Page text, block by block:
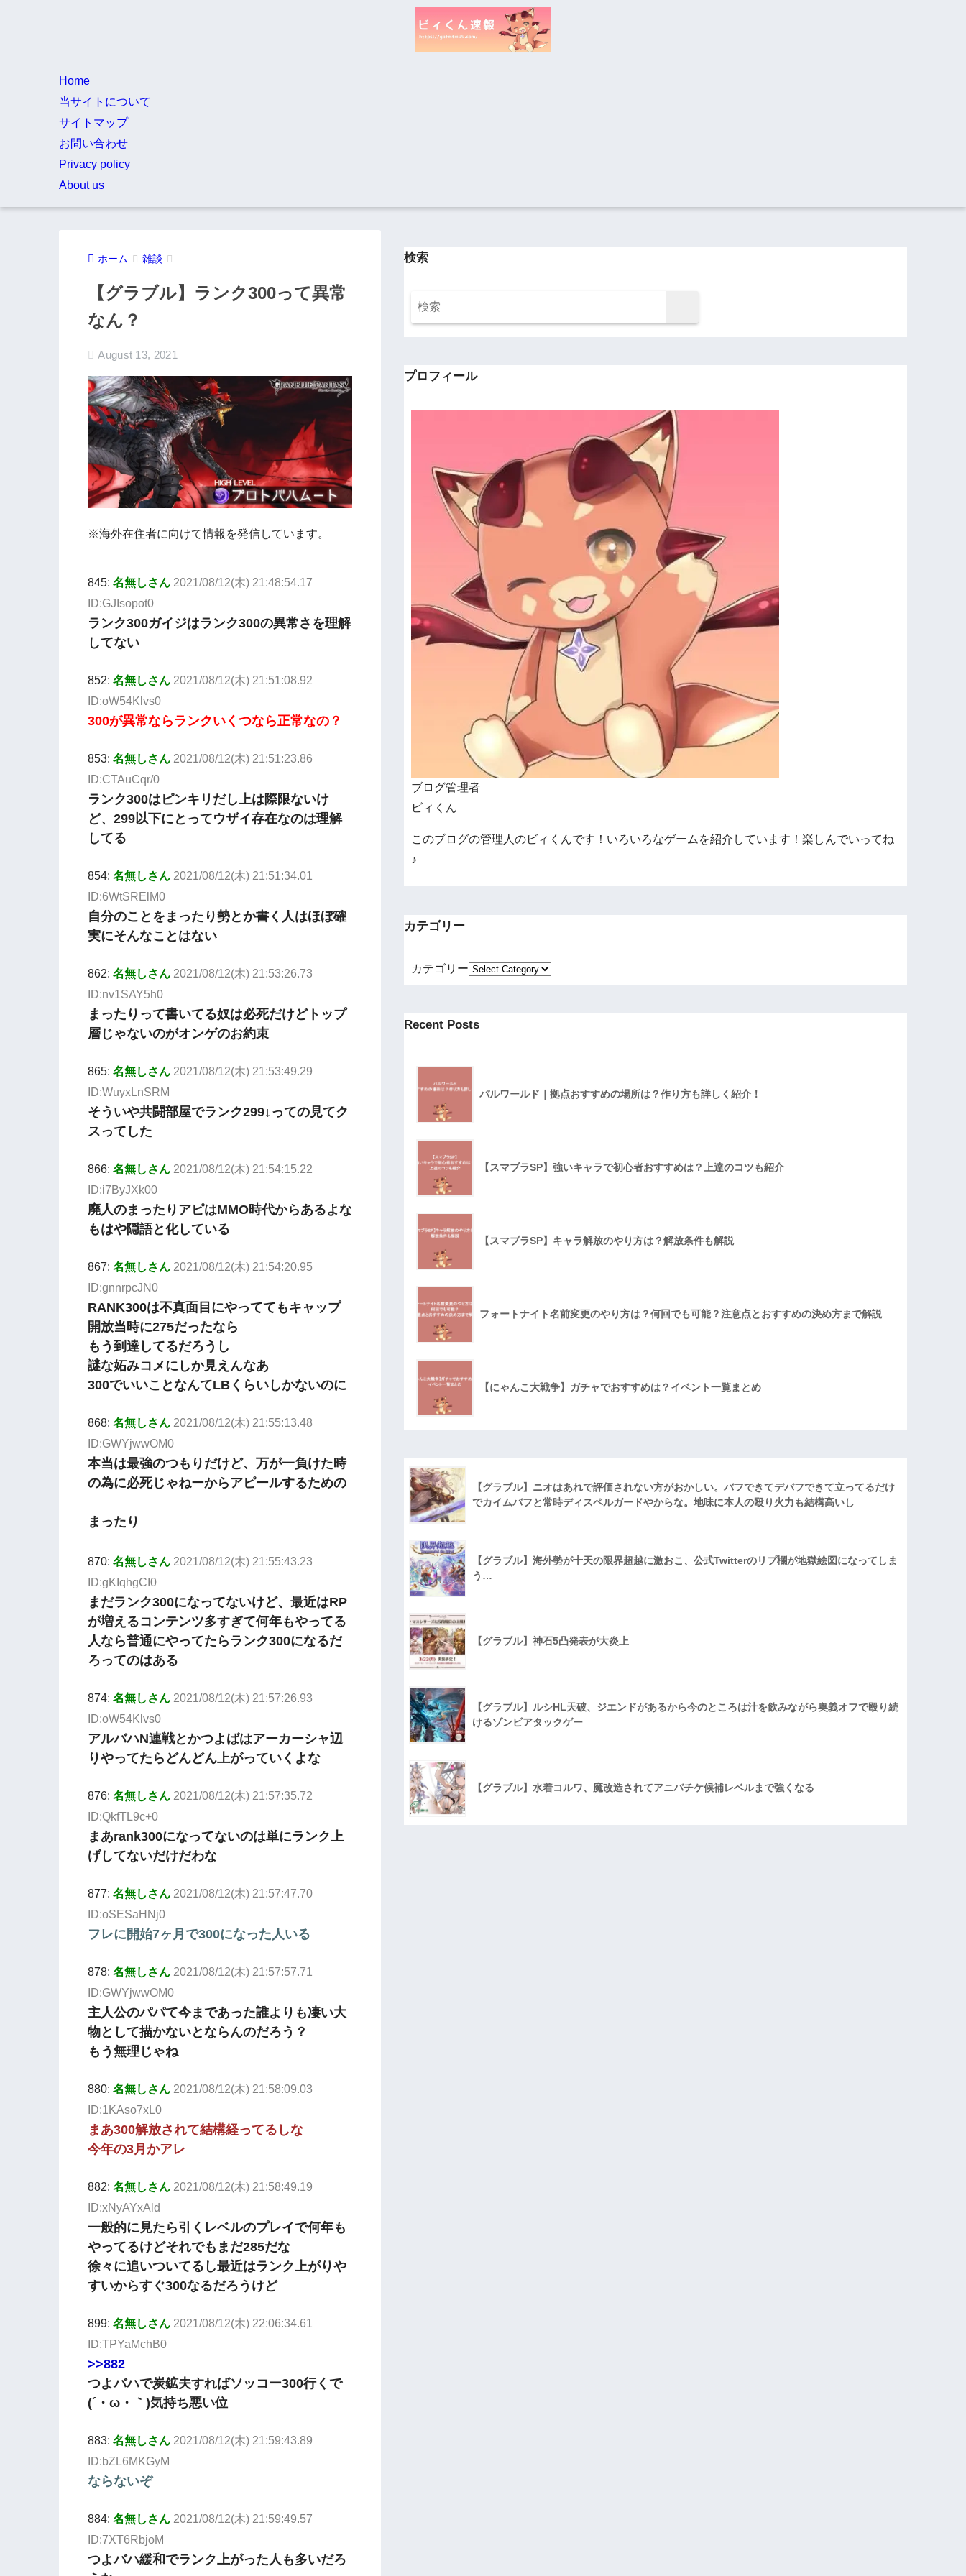
Home
当サイトについて
サイトマップ
お問い合わせ
Privacy policy
About us
ホーム 雑談
【グラブル】ランク300って異常
なん？
August 13, 2021
※海外在住者に向けて情報を発信しています。
845: 名無しさん 2021/08/12(木) 21:48:54.17
ID:GJIsopot0
ランク300ガイジはランク300の異常さを理解
してない
852: 名無しさん 2021/08/12(木) 21:51:08.92
ID:oW54Klvs0
300が異常ならランクいくつなら正常なの？
853: 名無しさん 2021/08/12(木) 21:51:23.86
ID:CTAuCqr/0
ランク300はピンキリだし上は際限ないけ
ど、299以下にとってウザイ存在なのは理解
してる
854: 名無しさん 2021/08/12(木) 21:51:34.01
ID:6WtSRElM0
自分のことをまったり勢とか書く人はほぼ確
実にそんなことはない
862: 名無しさん 2021/08/12(木) 21:53:26.73
ID:nv1SAY5h0
まったりって書いてる奴は必死だけどトップ
層じゃないのがオンゲのお約束
865: 名無しさん 2021/08/12(木) 21:53:49.29
ID:WuyxLnSRM
そういや共闘部屋でランク299↓っての見てク
スってした
866: 名無しさん 2021/08/12(木) 21:54:15.22
ID:i7ByJXk00
廃人のまったりアピはMMO時代からあるよな
もはや隠語と化している
867: 名無しさん 2021/08/12(木) 21:54:20.95
ID:gnnrpcJN0
RANK300は不真面目にやっててもキャップ
開放当時に275だったなら
もう到達してるだろうし
謎な妬みコメにしか見えんなあ
300でいいことなんてLBくらいしかないのに
868: 名無しさん 2021/08/12(木) 21:55:13.48
ID:GWYjwwOM0
本当は最強のつもりだけど、万が一負けた時
の為に必死じゃねーからアピールするための
まったり
870: 名無しさん 2021/08/12(木) 21:55:43.23
ID:gKIqhgCI0
まだランク300になってないけど、最近はRP
が増えるコンテンツ多すぎて何年もやってる
人なら普通にやってたらランク300になるだ
ろってのはある
874: 名無しさん 2021/08/12(木) 21:57:26.93
ID:oW54Klvs0
アルバハN連戦とかつよばはアーカーシャ辺
りやってたらどんどん上がっていくよな
876: 名無しさん 2021/08/12(木) 21:57:35.72
ID:QkfTL9c+0
まあrank300になってないのは単にランク上
げしてないだけだわな
877: 名無しさん 2021/08/12(木) 21:57:47.70
ID:oSESaHNj0
フレに開始7ヶ月で300になった人いる
878: 名無しさん 2021/08/12(木) 21:57:57.71
ID:GWYjwwOM0
主人公のパパて今まであった誰よりも凄い大
物として描かないとならんのだろう？
もう無理じゃね
880: 名無しさん 2021/08/12(木) 21:58:09.03
ID:1KAso7xL0
まあ300解放されて結構経ってるしな
今年の3月かアレ
882: 名無しさん 2021/08/12(木) 21:58:49.19
ID:xNyAYxAld
一般的に見たら引くレベルのプレイで何年も
やってるけどそれでもまだ285だな
徐々に追いついてるし最近はランク上がりや
すいからすぐ300なるだろうけど
899: 名無しさん 2021/08/12(木) 22:06:34.61
ID:TPYaMchB0
>>882
つよバハで炭鉱夫すればソッコー300行くで
(´・ω・｀)気持ち悪い位
883: 名無しさん 2021/08/12(木) 21:59:43.89
ID:bZL6MKGyM
ならないぞ
884: 名無しさん 2021/08/12(木) 21:59:49.57
ID:7XT6RbjoM
つよバハ緩和でランク上がった人も多いだろ
検索
プロフィール
ブログ管理者
ビィくん
このブログの管理人のビィくんです！いろいろなゲームを紹介しています！楽しんでいってね
♪
カテゴリー
カテゴリー
Recent Posts
パルワールド｜拠点おすすめの場所は？作り方も詳しく紹介！
【スマブラSP】強いキャラで初心者おすすめは？上達のコツも紹介
【スマブラSP】キャラ解放のやり方は？解放条件も解説
フォートナイト名前変更のやり方は？何回でも可能？注意点とおすすめの決め方まで解説
【にゃんこ大戦争】ガチャでおすすめは？イベント一覧まとめ
【グラブル】ニオはあれで評価されない方がおかしい。バフできてデバフできて立ってるだけ
でカイムバフと常時ディスペルガードやからな。地味に本人の殴り火力も結構高いし
【グラブル】海外勢が十天の限界超越に激おこ、公式Twitterのリプ欄が地獄絵図になってしま
う…
【グラブル】神石5凸発表が大炎上
【グラブル】ルシHL天破、ジエンドがあるから今のところは汁を飲みながら奥義オフで殴り続
けるゾンビアタックゲー
【グラブル】水着コルワ、魔改造されてアニバチケ候補レベルまで強くなる